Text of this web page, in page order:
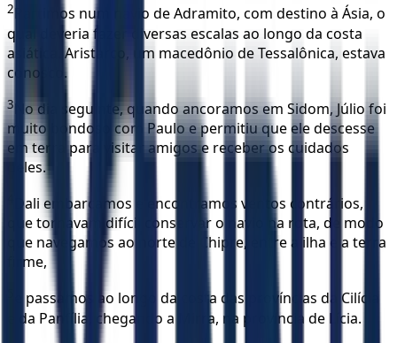
2
Partimos num navio de Adramito, com destino à Ásia, o
qual deveria fazer diversas escalas ao longo da costa
asiática. Aristarco, um macedônio de Tessalônica, estava
conosco.
3
No dia seguinte, quando ancoramos em Sidom, Júlio foi
muito bondoso com Paulo e permitiu que ele descesse
em terra para visitar amigos e receber os cuidados
deles.
Dali embarcamos e encontramos ventos contrários,
que tornavam difícil conservar o navio na rota, de modo
que navegamos ao norte de Chipre, entre a ilha e a terra
firme,
e passamos ao longo da costa das províncias da Cilícia
e da Panfília, chegando a Mirra, na província de Lícia.